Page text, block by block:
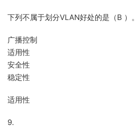
下列不属于划分VLAN好处的是（B ）。
广播控制
适用性
安全性
稳定性
适用性
9.